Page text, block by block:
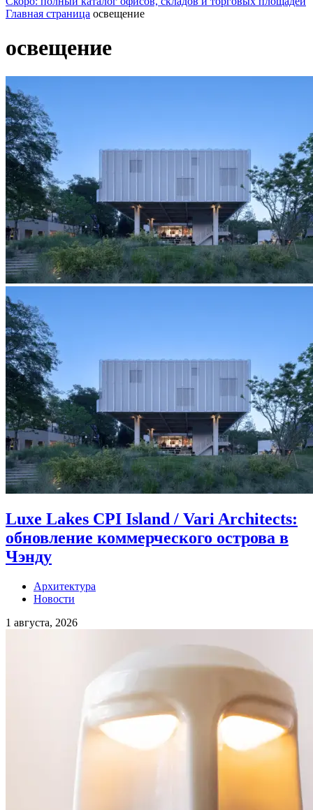
Главная страница освещение
освещение
Luxe Lakes CPI Island / Vari Architects:
обновление коммерческого острова в
Чэнду
Архитектура
Новости
1 августа, 2026